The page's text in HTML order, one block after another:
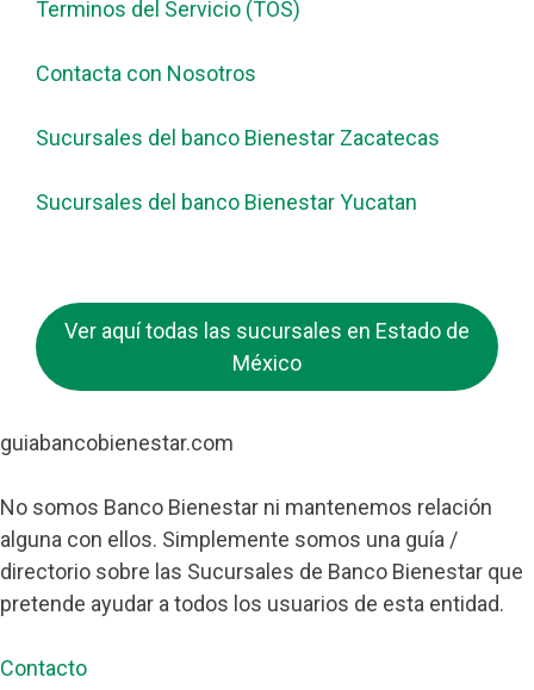
Terminos del Servicio (TOS)
Contacta con Nosotros
Sucursales del banco Bienestar Zacatecas
Sucursales del banco Bienestar Yucatan
Ver aquí todas las sucursales en Estado de
México
guiabancobienestar.com
No somos Banco Bienestar ni mantenemos relación
alguna con ellos. Simplemente somos una guía /
directorio sobre las Sucursales de Banco Bienestar que
pretende ayudar a todos los usuarios de esta entidad.
Contacto